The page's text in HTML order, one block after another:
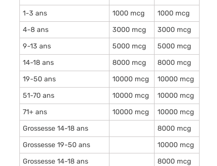
1-3 ans
1000 mcg
1000 mcg
4-8 ans
3000 mcg
3000 mcg
9-13 ans
5000 mcg
5000 mcg
14-18 ans
8000 mcg
8000 mcg
19-50 ans
10000 mcg
10000 mcg
51-70 ans
10000 mcg
10000 mcg
71+ ans
10000 mcg
10000 mcg
Grossesse 14-18 ans
8000 mcg
Grossesse 19-50 ans
10000 mcg
Grossesse 14-18 ans
8000 mcg